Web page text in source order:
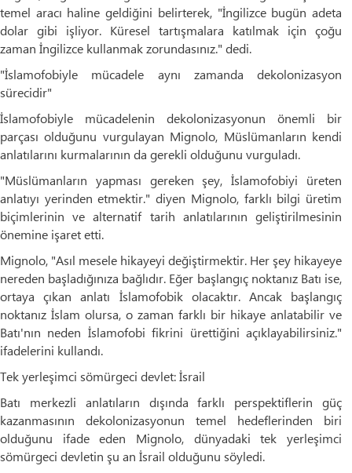
temel aracı haline geldiğini belirterek, "İngilizce bugün adeta
dolar gibi işliyor. Küresel tartışmalara katılmak için çoğu
zaman İngilizce kullanmak zorundasınız." dedi.
"İslamofobiyle mücadele aynı zamanda dekolonizasyon
sürecidir"
İslamofobiyle mücadelenin dekolonizasyonun önemli bir
parçası olduğunu vurgulayan Mignolo, Müslümanların kendi
anlatılarını kurmalarının da gerekli olduğunu vurguladı.
"Müslümanların yapması gereken şey, İslamofobiyi üreten
anlatıyı yerinden etmektir." diyen Mignolo, farklı bilgi üretim
biçimlerinin ve alternatif tarih anlatılarının geliştirilmesinin
önemine işaret etti.
Mignolo, "Asıl mesele hikayeyi değiştirmektir. Her şey hikayeye
nereden başladığınıza bağlıdır. Eğer başlangıç noktanız Batı ise,
ortaya çıkan anlatı İslamofobik olacaktır. Ancak başlangıç
noktanız İslam olursa, o zaman farklı bir hikaye anlatabilir ve
Batı'nın neden İslamofobi fikrini ürettiğini açıklayabilirsiniz."
ifadelerini kullandı.
Tek yerleşimci sömürgeci devlet: İsrail
Batı merkezli anlatıların dışında farklı perspektiflerin güç
kazanmasının dekolonizasyonun temel hedeflerinden biri
olduğunu ifade eden Mignolo, dünyadaki tek yerleşimci
sömürgeci devletin şu an İsrail olduğunu söyledi.